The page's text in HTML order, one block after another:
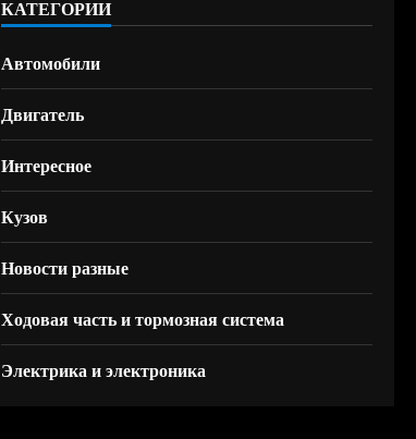
КАТЕГОРИИ
Автомобили
Двигатель
Интересное
Кузов
Новости разные
Ходовая часть и тормозная система
Электрика и электроника